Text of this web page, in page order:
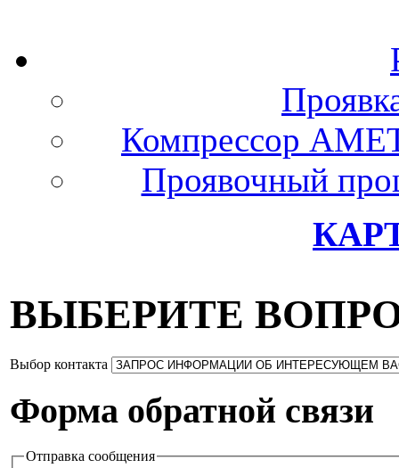
Компрессор
Проявочный
ВЫБЕРИТЕ
Выбор контакта
Форма обратной связи
Отправка сообщения